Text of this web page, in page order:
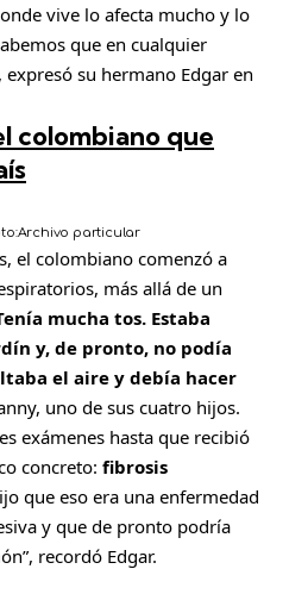
vive lo afecta mucho y lo
que en cualquier
su hermano Edgar en
colombiano que
Archivo particular
el colombiano comenzó a
más allá de un
mucha tos. Estaba
y, de pronto, no podía
el aire y debía hacer
uno de sus cuatro hijos.
exámenes hasta que recibió
concreto: fibrosis
que eso era una enfermedad
y que de pronto podría
recordó Edgar.